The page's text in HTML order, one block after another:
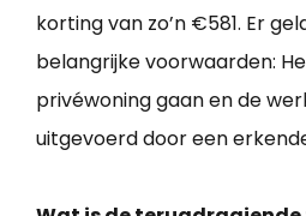
korting van zo’n €581. Er
belangrijke voorwaarden:
privéwoning gaan en de
uitgevoerd door een